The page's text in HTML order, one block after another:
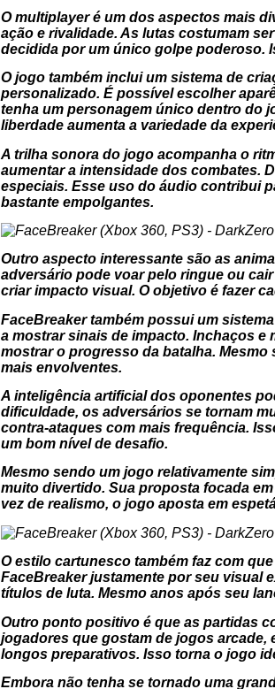
O multiplayer é um dos aspectos mais
ação e rivalidade. As lutas costumam
decidida por um único golpe poderoso.
O jogo também inclui um sistema de
personalizado. É possível escolher
tenha um personagem único dentro do
liberdade aumenta a variedade da
A trilha sonora do jogo acompanha o
aumentar a intensidade dos combates.
especiais. Esse uso do áudio contribui
bastante empolgantes.
Outro aspecto interessante são as
adversário pode voar pelo ringue ou
criar impacto visual. O objetivo é fazer
FaceBreaker também possui um
a mostrar sinais de impacto. Inchaços e
mostrar o progresso da batalha.
mais envolventes.
A inteligência artificial dos oponentes
dificuldade, os adversários se tornam
contra-ataques com mais frequência.
um bom nível de desafio.
Mesmo sendo um jogo relativamente
muito divertido. Sua proposta focada
vez de realismo, o jogo aposta em
O estilo cartunesco também faz com
FaceBreaker justamente por seu visual
títulos de luta. Mesmo anos após seu
Outro ponto positivo é que as partidas
jogadores que gostam de jogos arcade,
longos preparativos. Isso torna o jogo
Embora não tenha se tornado uma